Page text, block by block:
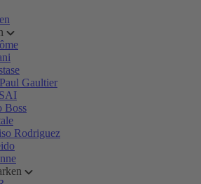
Gaultier
Boss
Rodriguez